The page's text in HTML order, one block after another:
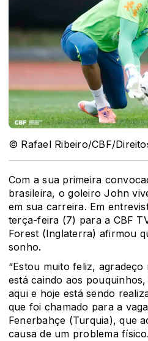
© Rafael Ribeiro/CBF/
Com a sua primeira
brasileira, o goleiro John
em sua carreira. Em
terça-feira (7) para a CBF
Forest (Inglaterra) afirmou
sonho.
“Estou muito feliz,
está caindo aos
aqui e hoje está sendo
que foi chamado para a
Fenerbahçe (Turquia), que
causa de um problema físico.